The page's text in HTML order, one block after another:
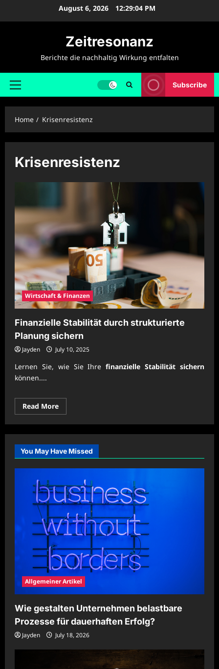
August 6, 2026 12:29:05 PM
Zeitresonanz
Berichte die nachhaltig Wirkung entfalten
Primary
Subscribe
Home Krisenresistenz
Krisenresistenz
Wirtschaft & Finanzen
Finanzielle Stabilität durch strukturierte
Planung sichern
Jayden July 10, 2025
Lernen Sie, wie Sie Ihrefinanzielle Stabilität sichern
können....
Read MoreRead
more
Finanzielle
Stabilität
strukturierte
Planung
sichern
You May Have Missed
Allgemeiner Artikel
Wie gestalten Unternehmen belastbare
Prozesse für dauerhaften Erfolg?
Jayden July 18, 2026